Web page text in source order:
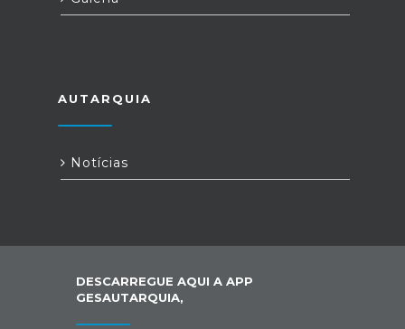
AUTARQUIA
Notícias
DESCARREGUE AQUI A APP
GESAUTARQUIA,